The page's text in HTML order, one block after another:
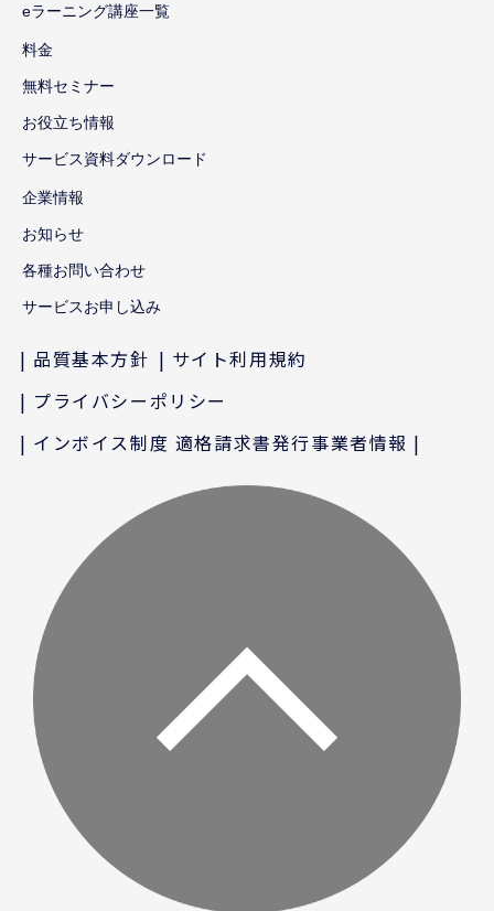
eラーニング講座一覧
料金
無料セミナー
お役立ち情報
サービス資料ダウンロード
企業情報
お知らせ
各種お問い合わせ
サービスお申し込み
品質基本方針
サイト利用規約
プライバシーポリシー
インボイス制度 適格請求書発行事業者情報